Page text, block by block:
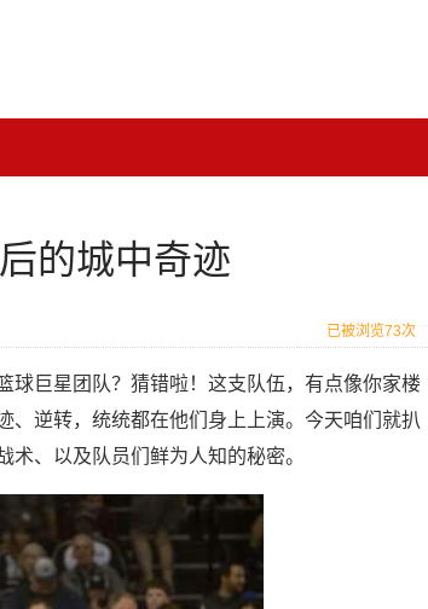
的城中奇迹
已被浏览73次
球巨星团队？猜错啦！这支队伍，有点像你家楼
、逆转，统统都在他们身上上演。今天咱们就扒
、以及队员们鲜为人知的秘密。